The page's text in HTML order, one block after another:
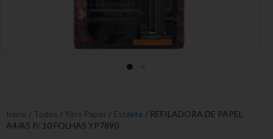
Início / Todos /Yin's Paper / Estilete / REFILADORA DE PAPEL
A4/A5 P/ 10 FOLHAS YP7890